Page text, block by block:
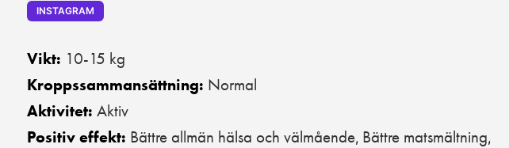
INSTAGRAM
Vikt: 10-15 kg
Kroppssammansättning: Normal
Aktivitet: Aktiv
Positiv effekt: Bättre allmän hälsa och välmående, Bättre matsmältning,